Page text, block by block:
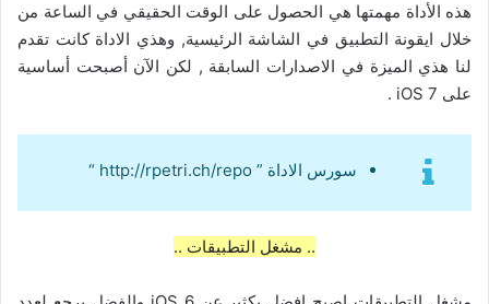
هذه الأداة مهمتها هي الحصول على الوقت الحقيقي في الساعة من
خلال ايقونة التطبيق في الشاشة الرئيسية, وهذي الاداة كانت تقدم
لنا هذي الميزة في الاصدارات السابقة , لكن الآن أصبحت أساسية
على iOS 7 .
سورس الاداة ” http://rpetri.ch/repo “
.. مشغل التطبيقات ..